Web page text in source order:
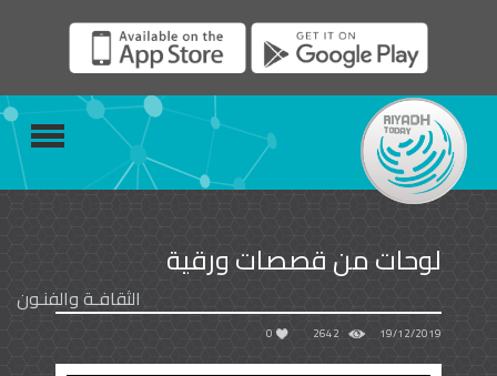
لوحات من قصصات ورقية
الثقافـة والفنـون
19/12/2019
2642
0